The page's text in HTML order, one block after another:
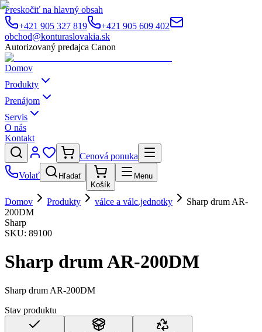
Preskočiť na hlavný obsah
+421 905 327 819
+421 905 609 402
obchod@konturaslovakia.sk
Autorizovaný predajca Canon
Domov
Produkty
Prenájom
Servis
O nás
Kontakt
Cenová ponuka
Volať
Hľadať
Košík
Menu
Domov Produkty válce a válc.jednotky
Sharp drum AR-
200DM
Sharp
SKU: 89100
Sharp drum AR-200DM
Sharp drum AR-200DM
Stav produktu